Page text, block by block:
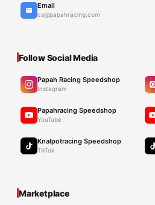
Email
cs@papahracing.com
Follow Social Media
Papah Racing Speedshop
Instagram
Papahracing Speedshop
YouTube
Knalpotracing Speedshop
TikTok
Marketplace